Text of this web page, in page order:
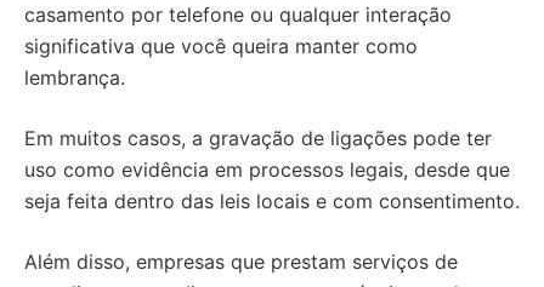
casamento por telefone ou qualquer interação
significativa que você queira manter como
lembrança.
Em muitos casos, a gravação de ligações pode ter
uso como evidência em processos legais, desde que
seja feita dentro das leis locais e com consentimento.
Além disso, empresas que prestam serviços de